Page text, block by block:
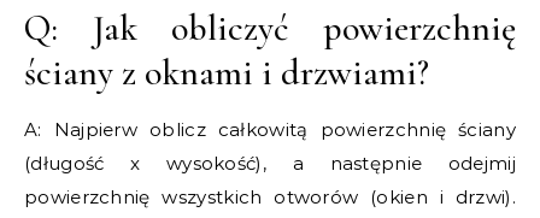
Q: Jak obliczyć powierzchnię
ściany z oknami i drzwiami?
A: Najpierw oblicz całkowitą powierzchnię ściany
(długość x wysokość), a następnie odejmij
powierzchnię wszystkich otworów (okien i drzwi).